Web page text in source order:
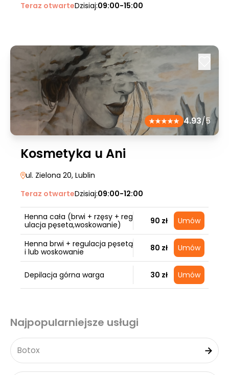
Teraz otwarteDzisiaj:09:00-15:00
4.93/5
Kosmetyka u Ani
ul. Zielona 20, Lublin
Teraz otwarteDzisiaj:09:00-12:00
Henna cała (brwi + rzęsy + reg
ulacja pęseta,woskowanie)
90 zł Umów
Henna brwi + regulacja pęsetą
i lub woskowanie
80 zł Umów
Depilacja górna warga 30 zł Umów
Najpopularniejsze usługi
Botox